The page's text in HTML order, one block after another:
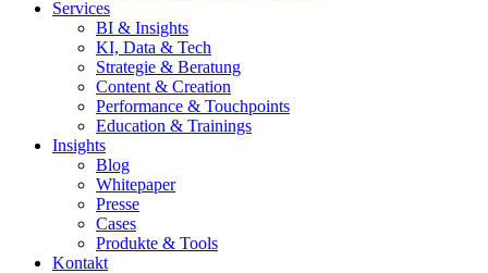
Services
BI & Insights
KI, Data & Tech
Strategie & Beratung
Content & Creation
Performance & Touchpoints
Education & Trainings
Insights
Blog
Whitepaper
Presse
Cases
Produkte & Tools
Kontakt